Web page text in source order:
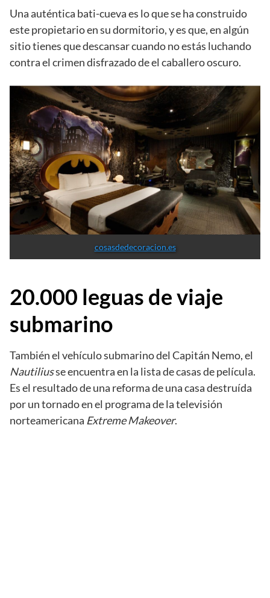
Una auténtica bati-cueva es lo que se ha construido
este propietario en su dormitorio, y es que, en algún
sitio tienes que descansar cuando no estás luchando
contra el crimen disfrazado de el caballero oscuro.
cosasdedecoracion.es
20.000 leguas de viaje
submarino
También el vehículo submarino del Capitán Nemo, el
Nautiliusse encuentra en la lista de casas de película.
Es el resultado de una reforma de una casa destruída
por un tornado en el programa de la televisión
norteamericana Extreme Makeover.